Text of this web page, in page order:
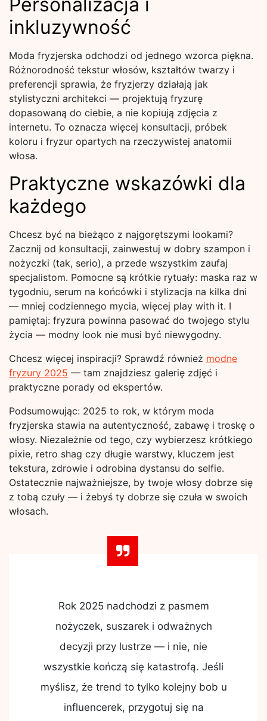
inkluzywność
Moda fryzjerska odchodzi od jednego wzorca piękna.
Różnorodność tekstur włosów, kształtów twarzy i
preferencji sprawia, że fryzjerzy działają jak
stylistyczni architekci — projektują fryzurę
dopasowaną do ciebie, a nie kopiują zdjęcia z
internetu. To oznacza więcej konsultacji, próbek
koloru i fryzur opartych na rzeczywistej anatomii
włosa.
Praktyczne wskazówki dla
każdego
Chcesz być na bieżąco z najgorętszymi lookami?
Zacznij od konsultacji, zainwestuj w dobry szampon i
nożyczki (tak, serio), a przede wszystkim zaufaj
specjalistom. Pomocne są krótkie rytuały: maska raz w
tygodniu, serum na końcówki i stylizacja na kilka dni
— mniej codziennego mycia, więcej play with it. I
pamiętaj: fryzura powinna pasować do twojego stylu
życia — modny look nie musi być niewygodny.
Chcesz więcej inspiracji? Sprawdź również modne
fryzury 2025 — tam znajdziesz galerię zdjęć i
praktyczne porady od ekspertów.
Podsumowując: 2025 to rok, w którym moda
fryzjerska stawia na autentyczność, zabawę i troskę o
włosy. Niezależnie od tego, czy wybierzesz krótkiego
pixie, retro shag czy długie warstwy, kluczem jest
tekstura, zdrowie i odrobina dystansu do selfie.
Ostatecznie najważniejsze, by twoje włosy dobrze się
z tobą czuły — i żebyś ty dobrze się czuła w swoich
włosach.
Rok 2025 nadchodzi z pasmem
nożyczek, suszarek i odważnych
decyzji przy lustrze — i nie, nie
wszystkie kończą się katastrofą. Jeśli
myślisz, że trend to tylko kolejny bob u
influencerek, przygotuj się na